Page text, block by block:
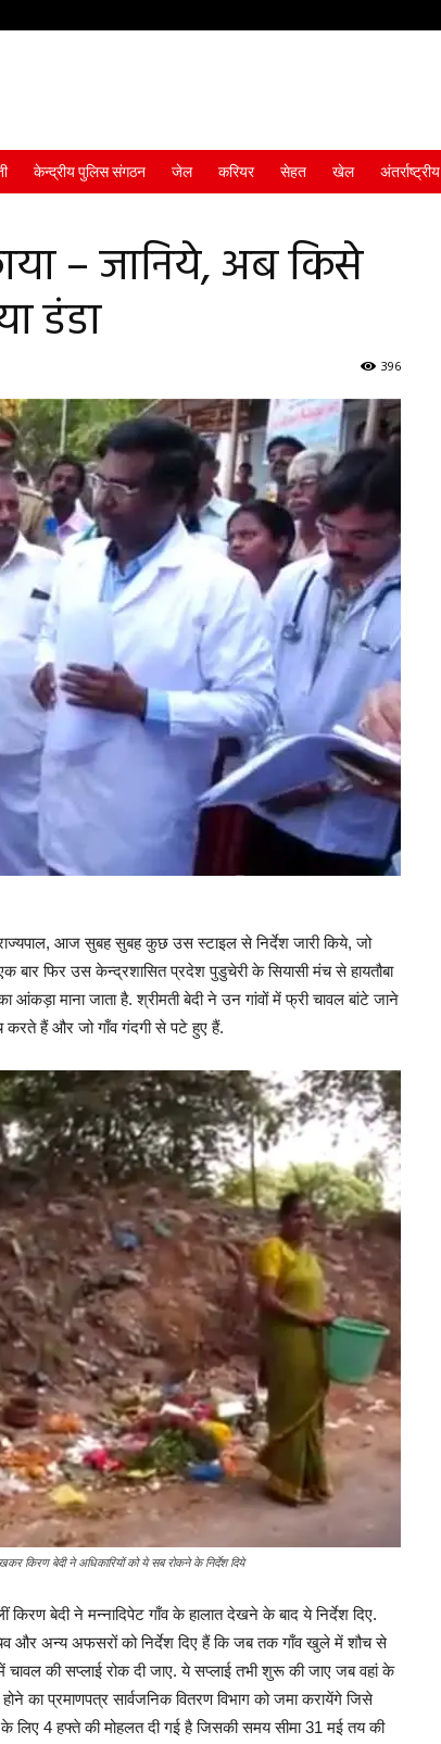
केन्द्रीय पुलिस संगठन जेल करियर सेहत खेल अंतर्राष्ट्रीय
– जानिये, अब किसे
डंडा
396
आज सुबह सुबह कुछ उस स्टाइल से निर्देश जारी किये, जो
फिर उस केन्द्रशासित प्रदेश पुडुचेरी के सियासी मंच से हायतौबा
माना जाता है. श्रीमती बेदी ने उन गांवों में फ्री चावल बांटे जाने
करते हैं और जो गाँव गंदगी से पटे हुए हैं.
किरण बेदी ने अधिकारियों को ये सब रोकने के निर्देश दिये
बेदी ने मन्नादिपेट गाँव के हालात देखने के बाद ये निर्देश दिए.
और अन्य अफसरों को निर्देश दिए हैं कि जब तक गाँव खुले में शौच से
की सप्लाई रोक दी जाए. ये सप्लाई तभी शुरू की जाए जब वहां के
प्रमाणपत्र सार्वजनिक वितरण विभाग को जमा करायेंगे जिसे
लिए 4 हफ्ते की मोहलत दी गई है जिसकी समय सीमा 31 मई तय की